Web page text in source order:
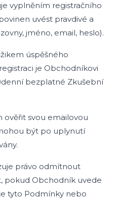
vyplněním registračního
uvést pravdivé a
jméno, email, heslo).
úspěšného
je Obchodníkovi
bezplatné Zkušební
ověřit svou emailovou
být po uplynutí
právo odmítnout
pokud Obchodník uvede
tyto Podmínky nebo